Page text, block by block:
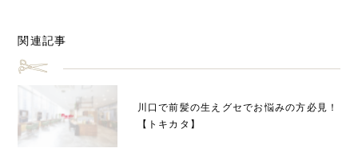
関連記事
川口で前髪の生えグセでお悩みの方必見！
【トキカタ】